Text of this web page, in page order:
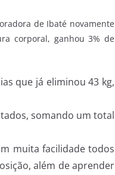
de Ibaté novamente
corporal, ganhou 3% de
que já eliminou 43 kg,
somando um total
muita facilidade todos
além de aprender